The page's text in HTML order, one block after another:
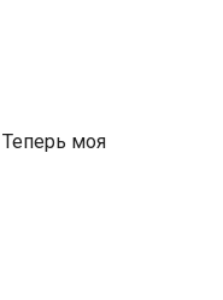
моя